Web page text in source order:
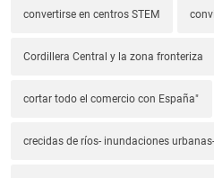
convertirse en centros STEM
Cordillera Central y la zona fronteriza
cortar todo el comercio con España"
crecidas de ríos- inundaciones